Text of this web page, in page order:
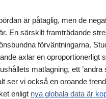
är påtaglig, men de
En särskilt framträdande
förväntningarna.
axlar en oproportionerligt
matlagning, ett ’andra
ser vi också en oroande
enligt nya globala data är